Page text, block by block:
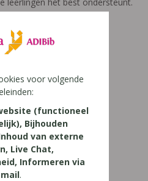
voor volgende
(functioneel
Bijhouden
van externe
Live Chat,
Informeren via
mail.